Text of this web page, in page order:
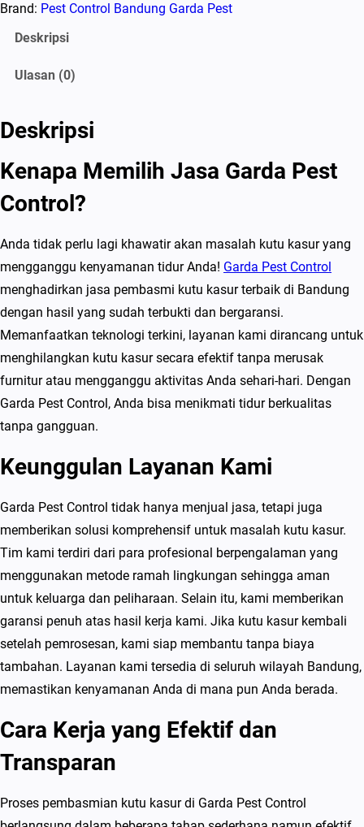
Brand: Pest Control Bandung Garda Pest
Deskripsi
Ulasan (0)
Deskripsi
Kenapa Memilih Jasa Garda Pest
Control?
Anda tidak perlu lagi khawatir akan masalah kutu kasur yang
mengganggu kenyamanan tidur Anda! Garda Pest Control
menghadirkan jasa pembasmi kutu kasur terbaik di Bandung
dengan hasil yang sudah terbukti dan bergaransi.
Memanfaatkan teknologi terkini, layanan kami dirancang untuk
menghilangkan kutu kasur secara efektif tanpa merusak
furnitur atau mengganggu aktivitas Anda sehari-hari. Dengan
Garda Pest Control, Anda bisa menikmati tidur berkualitas
tanpa gangguan.
Keunggulan Layanan Kami
Garda Pest Control tidak hanya menjual jasa, tetapi juga
memberikan solusi komprehensif untuk masalah kutu kasur.
Tim kami terdiri dari para profesional berpengalaman yang
menggunakan metode ramah lingkungan sehingga aman
untuk keluarga dan peliharaan. Selain itu, kami memberikan
garansi penuh atas hasil kerja kami. Jika kutu kasur kembali
setelah pemrosesan, kami siap membantu tanpa biaya
tambahan. Layanan kami tersedia di seluruh wilayah Bandung,
memastikan kenyamanan Anda di mana pun Anda berada.
Cara Kerja yang Efektif dan
Transparan
Proses pembasmian kutu kasur di Garda Pest Control